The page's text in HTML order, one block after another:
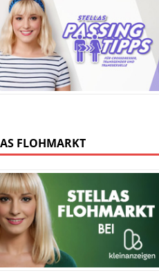
FLOHMARKT